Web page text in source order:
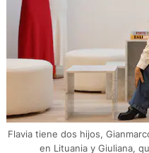
Flavia tiene dos hijos,
en Lituania y Giuliana,